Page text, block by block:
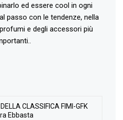
ed essere cool in ogni
passo con le tendenze, nella
e degli accessori più
CLASSIFICA FIMI-GFK
Ebbasta